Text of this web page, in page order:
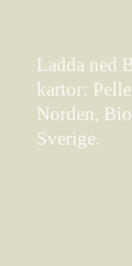
Ladda ned
kartor:
Norden,
Sverige.